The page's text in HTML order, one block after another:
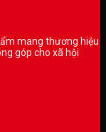
mang thương hiệu
góp cho xã hội